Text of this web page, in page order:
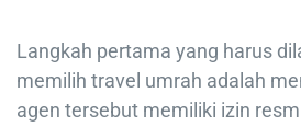
Langkah pertama yang harus
memilih travel umrah adalah
agen tersebut memiliki izin